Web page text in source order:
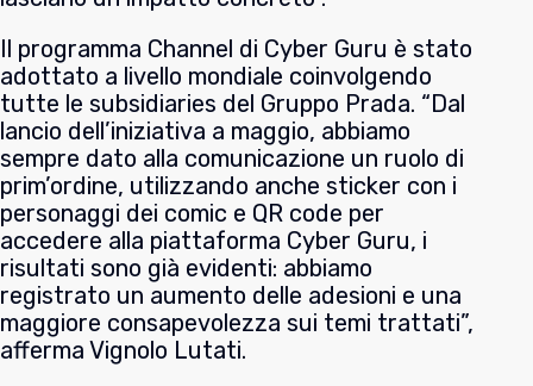
Il programma Channel di Cyber Guru è stato
adottato a livello mondiale coinvolgendo
tutte le subsidiaries del Gruppo Prada. “Dal
lancio dell’iniziativa a maggio, abbiamo
sempre dato alla comunicazione un ruolo di
prim’ordine, utilizzando anche sticker con i
personaggi dei comic e QR code per
accedere alla piattaforma Cyber Guru, i
risultati sono già evidenti: abbiamo
registrato un aumento delle adesioni e una
maggiore consapevolezza sui temi trattati”,
afferma Vignolo Lutati.